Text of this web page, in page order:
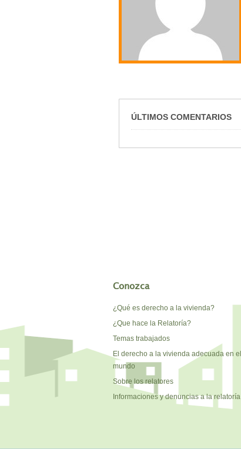
ÚLTIMOS COMENTARIOS
Conozca
¿Qué es derecho a la vivienda?
¿Que hace la Relatoría?
Temas trabajados
El derecho a la vivienda adecuada en el
mundo
Sobre los relatores
Informaciones y denuncias a la relatoría